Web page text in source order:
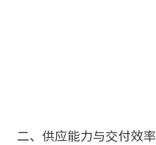
二、供应能力与交付效率